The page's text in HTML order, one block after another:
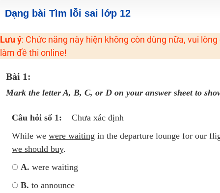
2K6! Lộ Trình Sun 2024 - Ba bước luyện thi TN THPT - ĐH ít nhất 25 điểm
Khuyến Mãi Khoá Học 1K Chỉ Từ 11-13/09/2024
Đồng giá khóa học 499K - 399K (13/11-15/11)
Luyện thi vào lớp 10 môn Toán, Văn, Hóa, Anh, Lý với giáo viên giỏi và nổi
Dạng bài Tìm lỗi sai lớp 12
Lưu ý: Chức năng này hiện không còn dùng nữa, vui
làm đề thi online!
Bài 1:
Mark the letter A, B, C, or D on your answer sheet to
Câu hỏi số 1:
Chưa xác định
While we were waiting in the departure lounge for our
we should buy.
A. were waiting
B. to announce